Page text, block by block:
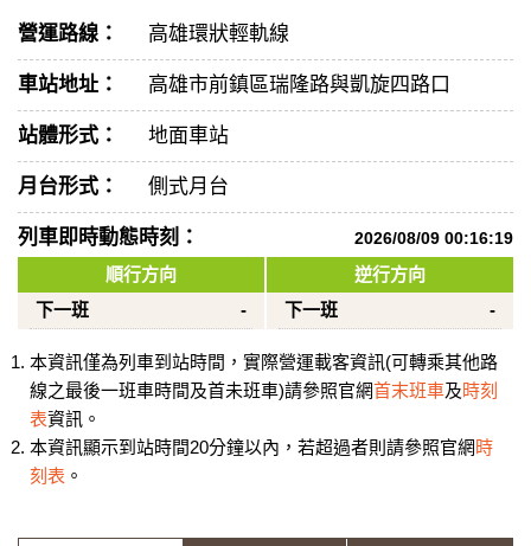
營運路線： 高雄環狀輕軌線
車站地址： 高雄市前鎮區瑞隆路與凱旋四路口
站體形式： 地面車站
月台形式： 側式月台
列車即時動態時刻： 2026/08/09 00:16:19
順行方向
下一班
-
逆行方向
下一班
-
本資訊僅為列車到站時間，實際營運載客資訊(可轉乘其他路
線之最後一班車時間及首未班車)請參照官網首末班車及時刻
表資訊。
本資訊顯示到站時間20分鐘以內，若超過者則請參照官網 時
刻表 。